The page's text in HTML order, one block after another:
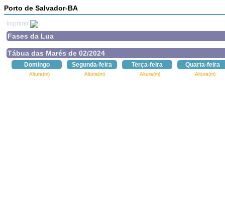
Porto de Salvador-BA
Imprimir
Fases da Lua
Tábua das Marés de 02/2024
Domingo Segunda-feira Terça-feira Quarta-feira
Altura(m) Altura(m) Altura(m) Altura(m)